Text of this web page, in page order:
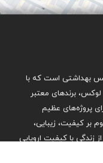
بهداشتی است که با
برندهای معتبر
پروژه‌های عظیم
بر کیفیت، زیبایی،
با کیفیت اروپایی